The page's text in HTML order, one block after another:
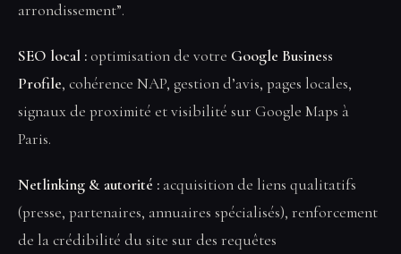
arrondissement”.
SEO local :optimisation de votre Google Business
Profile, cohérence NAP, gestion d’avis, pages locales,
signaux de proximité et visibilité sur Google Maps à
Paris.
Netlinking & autorité : acquisition de liens qualitatifs
(presse, partenaires, annuaires spécialisés), renforcement
de la crédibilité du site sur des requêtes